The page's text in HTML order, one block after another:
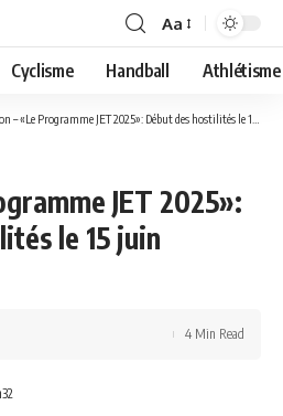
Aa
Cyclisme Handball Athlétisme
– «Le Programme JET 2025»: Début des hostilités le 15 juin prochain !
JET 2025»:
le 15 juin
4 Min Read